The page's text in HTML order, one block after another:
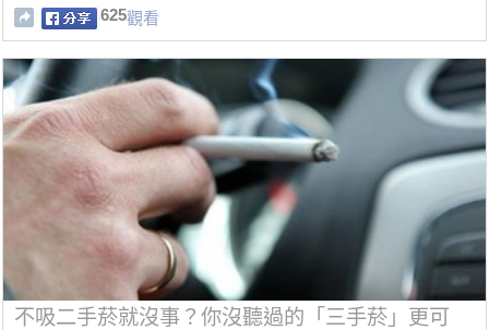
625觀看
不吸二手菸就沒事？你沒聽過的「三手菸」更可